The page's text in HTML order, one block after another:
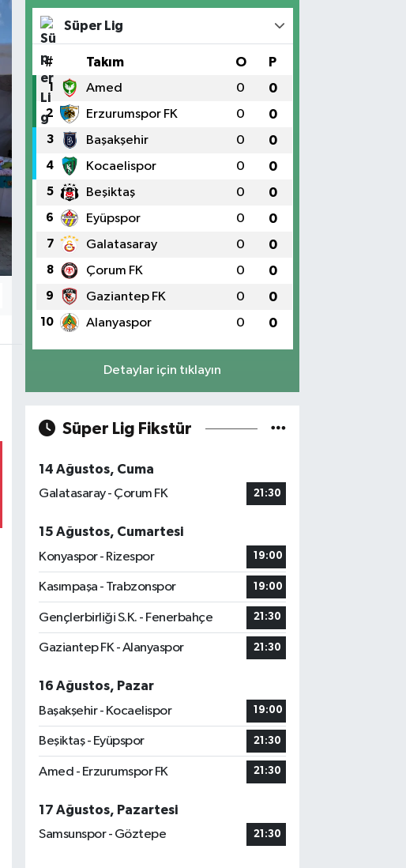
Süper Lig
# Takım O P
1 Amed 0 0
2 Erzurumspor FK 0 0
3 Başakşehir 0 0
4 Kocaelispor 0 0
5 Beşiktaş 0 0
6 Eyüpspor 0 0
7 Galatasaray 0 0
8 Çorum FK 0 0
9 Gaziantep FK 0 0
10 Alanyaspor 0 0
Detaylar için tıklayın
Süper Lig Fikstür
14 Ağustos, Cuma
Galatasaray - Çorum FK
21:30
15 Ağustos, Cumartesi
Konyaspor - Rizespor
19:00
Kasımpaşa - Trabzonspor 19:00
Gençlerbirliği S.K. - Fenerbahçe 21:30
Gaziantep FK - Alanyaspor 21:30
16 Ağustos, Pazar
Başakşehir - Kocaelispor
19:00
Beşiktaş - Eyüpspor 21:30
Amed - Erzurumspor FK 21:30
17 Ağustos, Pazartesi
Samsunspor - Göztepe
21:30